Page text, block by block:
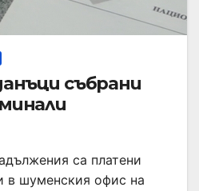
събрани
са платени
в шуменския офис на